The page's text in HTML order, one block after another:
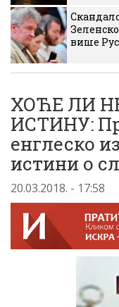
више
ХОЋЕ ЛИ
ИСТИНУ:
енглеско
истини о
20.03.2018. - 17:58